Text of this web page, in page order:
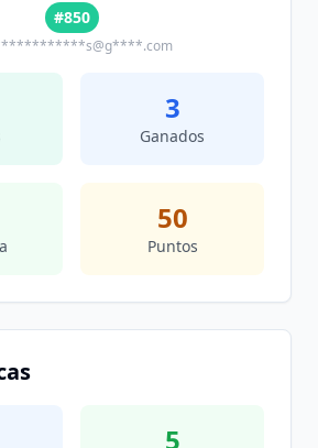
#850
3
Ganados
50
Puntos
5